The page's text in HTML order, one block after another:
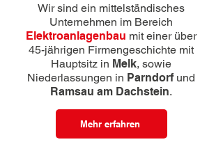
Wir sind ein mittelständisches
Unternehmen im Bereich
Elektroanlagenbau mit einer über
45-jährigen Firmengeschichte mit
Hauptsitz in Melk, sowie
Niederlassungen in Parndorfund
Ramsau am Dachstein.
Mehr erfahren